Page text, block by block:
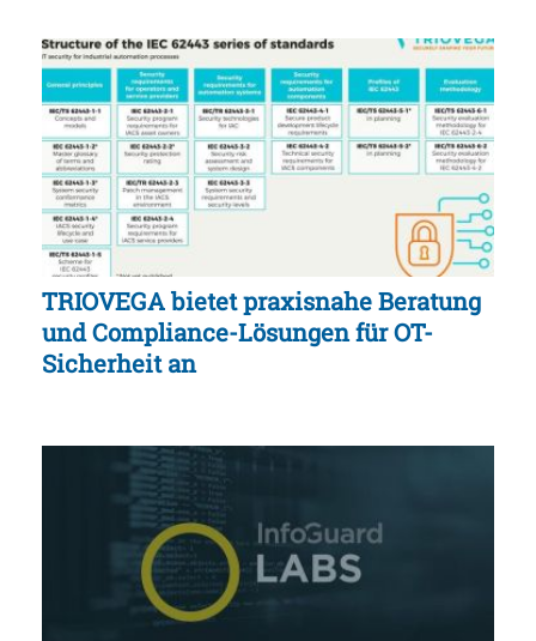
TRIOVEGA bietet praxisnahe Beratung
und Compliance-Lösungen für OT-
Sicherheit an